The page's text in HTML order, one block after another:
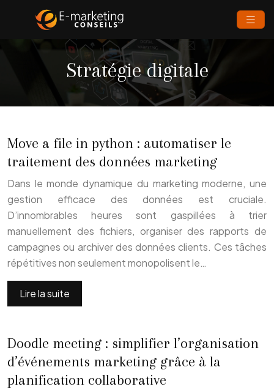
Stratégie digitale
Move a file in python : automatiser le
traitement des données marketing
Dans le monde dynamique du marketing moderne, une
gestion efficace des données est cruciale.
D’innombrables heures sont gaspillées à trier
manuellement des fichiers, organiser des rapports de
campagnes ou archiver des données clients. Ces tâches
répétitives non seulement monopolisent le…
Lire la suite
Doodle meeting : simplifier l’organisation
d’événements marketing grâce à la
planification collaborative